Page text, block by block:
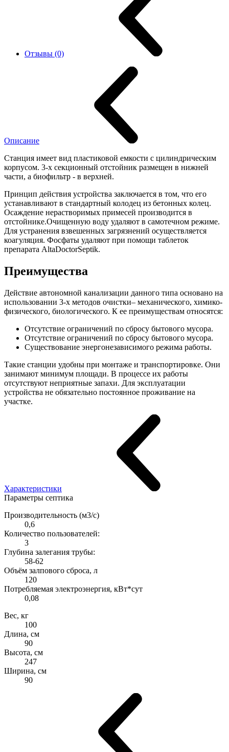
Отзывы (0)
Описание
Станция имеет вид пластиковой емкости с цилиндрическим
корпусом. 3-х секционный отстойник размещен в нижней
части, а биофильтр - в верхней.
Принцип действия устройства заключается в том, что его
устанавливают в стандартный колодец из бетонных колец.
Осаждение нерастворимых примесей производится в
отстойнике.Очищенную воду удаляют в самотечном режиме.
Для устранения взвешенных загрязнений осуществляется
коагуляция. Фосфаты удаляют при помощи таблеток
препарата AltaDoctorSeptik.
Преимущества
Действие автономной канализации данного типа основано на
использовании 3-х методов очистки– механического, химико-
физического, биологического. К ее преимуществам относятся:
Отсутствие ограничений по сбросу бытового мусора.
Отсутствие ограничений по сбросу бытового мусора.
Существование энергонезависимого режима работы.
Такие станции удобны при монтаже и транспортировке. Они
занимают минимум площади. В процессе их работы
отсутствуют неприятные запахи. Для эксплуатации
устройства не обязательно постоянное проживание на
участке.
Характеристики
Параметры септика
Производительность (м3/с)
0,6
Количество пользователей:
3
Глубина залегания трубы:
58-62
Объём залпового сброса, л
120
Потребляемая электроэнергия, кВт*сут
0,08
Вес, кг
100
Длина, см
90
Высота, см
247
Ширина, см
90